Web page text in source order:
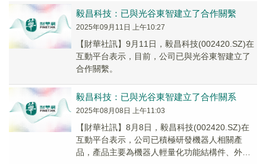
毅昌科技：已與光谷東智建立了合作關繫
2025年09月11日 上午10:27
【財華社訊】9月11日，毅昌科技(002420.SZ)在
互動平台表示，目前，公司已與光谷東智建立了
合作關繫。
毅昌科技：已與光谷東智建立了合作關系
2025年08月08日 上午11:03
【財華社訊】8月8日，毅昌科技(002420.SZ)在
互動平台表示，公司已積極研發機器人相關產
品，產品主要為機器人輕量化功能結構件、外觀